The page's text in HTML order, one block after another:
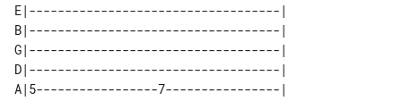
E|-----------------------------------|
B|-----------------------------------|
G|-----------------------------------|
D|-----------------------------------|
A|5-----------------7----------------|